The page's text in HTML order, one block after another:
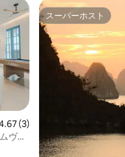
ュー3件、5つ星中4.67つ星
(3)
ヴィ
スーパーホスト
スーパーホスト